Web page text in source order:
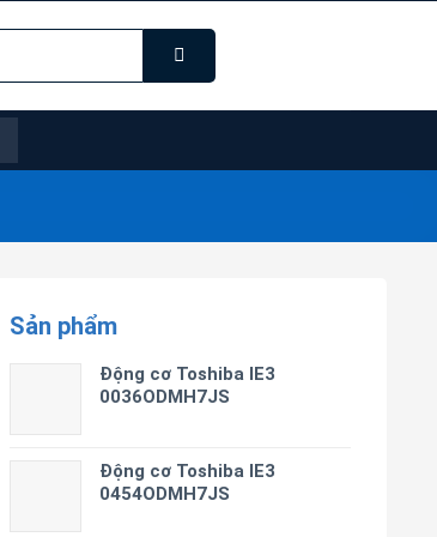
Sản phẩm
Động cơ Toshiba IE3
0036ODMH7JS
Động cơ Toshiba IE3
0454ODMH7JS